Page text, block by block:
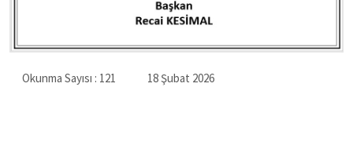
Okunma Sayısı : 121 18 Şubat 2026